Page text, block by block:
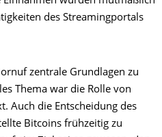
des Streamingportals
zentrale Grundlagen zu
Thema war die Rolle von
Auch die Entscheidung des
Bitcoins frühzeitig zu